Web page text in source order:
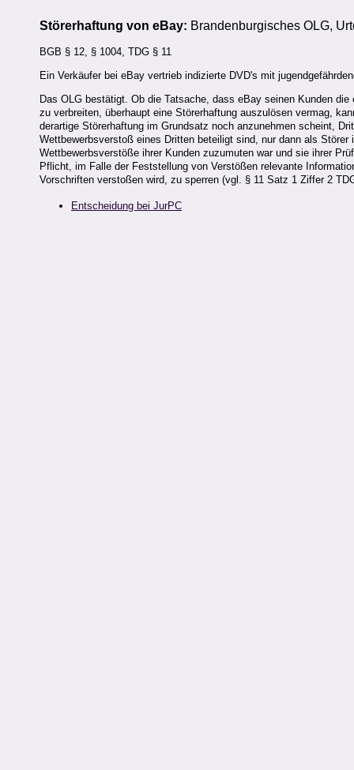
Störerhaftung von eBay: Brandenburgisches OLG,
BGB § 12, § 1004, TDG § 11
Ein Verkäufer bei eBay vertrieb indizierte DVD's mit
Das OLG bestätigt. Ob die Tatsache, dass eBay seinen Kunden
zu verbreiten, überhaupt eine Störerhaftung auszulösen vermag,
derartige Störerhaftung im Grundsatz noch anzunehmen scheint,
Wettbewerbsverstoß eines Dritten beteiligt sind, nur dann als
Wettbewerbsverstöße ihrer Kunden zuzumuten war und sie ihrer
Pflicht, im Falle der Feststellung von Verstößen relevante
Vorschriften verstoßen wird, zu sperren (vgl. § 11 Satz 1 Ziffer 2
Entscheidung bei JurPC